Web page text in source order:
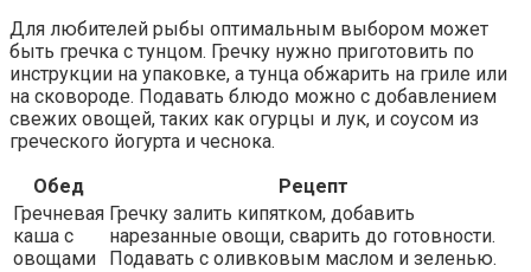
Для любителей рыбы оптимальным выбором может
быть гречка с тунцом. Гречку нужно приготовить по
инструкции на упаковке, а тунца обжарить на гриле или
на сковороде. Подавать блюдо можно с добавлением
свежих овощей, таких как огурцы и лук, и соусом из
греческого йогурта и чеснока.
Обед
Рецепт
Гречневая
каша с
овощами
Гречку залить кипятком, добавить
нарезанные овощи, сварить до готовности.
Подавать с оливковым маслом и зеленью.